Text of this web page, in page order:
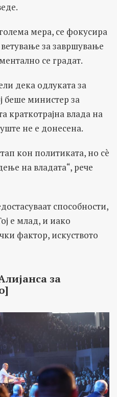
мера, се фокусира
за завршување
се градат.
дека одлуката за
беше министер за
краткотрајна влада на
не е донесена.
кон политиката, но сè
на владата“, рече
способности,
е млад, и иако
фактор, искуството
за